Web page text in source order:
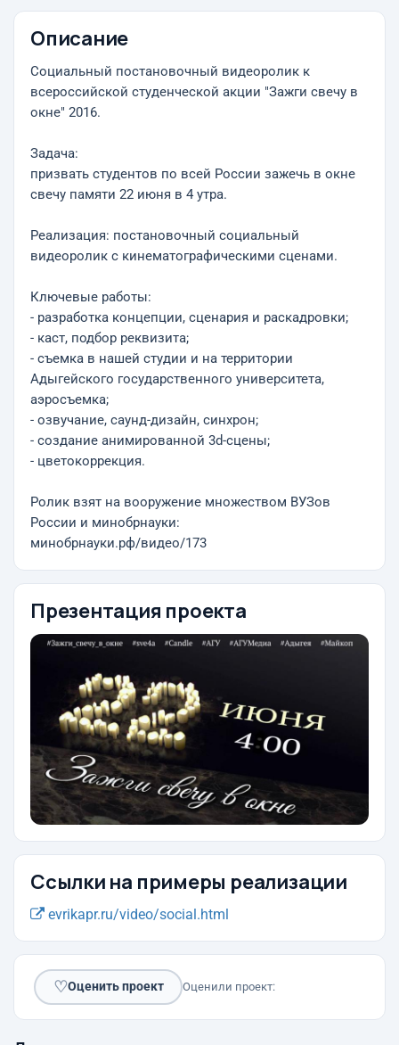
Описание
Социальный постановочный видеоролик к
всероссийской студенческой акции "Зажги свечу в
окне" 2016.
Задача:
призвать студентов по всей России зажечь в окне
свечу памяти 22 июня в 4 утра.
Реализация: постановочный социальный
видеоролик с кинематографическими сценами.
Ключевые работы:
- разработка концепции, сценария и раскадровки;
- каст, подбор реквизита;
- съемка в нашей студии и на территории
Адыгейского государственного университета,
аэросъемка;
- озвучание, саунд-дизайн, синхрон;
- создание анимированной 3d-сцены;
- цветокоррекция.
Ролик взят на вооружение множеством ВУЗов
России и минобрнауки:
минобрнауки.рф/видео/173
Презентация проекта
Ссылки на примеры реализации
evrikapr.ru/video/social.html
♡Оценить проект Оценили проект: